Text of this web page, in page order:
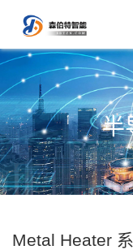
半
Metal Heater 系